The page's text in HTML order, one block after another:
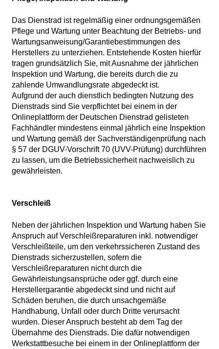
Das Dienstrad ist regelmäßig einer ordnungsgemäßen
Pflege und Wartung unter Beachtung der Betriebs- und
Wartungsanweisung/Garantiebestimmungen des
Herstellers zu unterziehen. Entstehende Kosten hierfür
tragen grundsätzlich Sie, mit Ausnahme der jährlichen
Inspektion und Wartung, die bereits durch die zu
zahlende Umwandlungsrate abgedeckt ist.
Aufgrund der auch dienstlich bedingten Nutzung des
Dienstrads sind Sie verpflichtet bei einem in der
Onlineplattform der Deutschen Dienstrad gelisteten
Fachhändler mindestens einmal jährlich eine Inspektion
und Wartung gemäß der Sachverständigenprüfung nach
§ 57 der DGUV-Vorschrift 70 (UVV-Prüfung) durchführen
zu lassen, um die Betriebssicherheit nachweislich zu
gewährleisten.
Verschleiß
Neben der jährlichen Inspektion und Wartung haben Sie
Anspruch auf Verschleißreparaturen inkl. notwendiger
Verschleißteile, um den verkehrssicheren Zustand des
Dienstrads sicherzustellen, sofern die
Verschleißreparaturen nicht durch die
Gewährleistungsansprüche oder ggf. durch eine
Herstellergarantie abgedeckt sind und nicht auf
Schäden beruhen, die durch unsachgemäße
Handhabung, Unfall oder durch Dritte verursacht
wurden. Dieser Anspruch besteht ab dem Tag der
Übernahme des Dienstrads. Die dafür notwendigen
Werkstattbesuche bei einem in der Onlineplattform der